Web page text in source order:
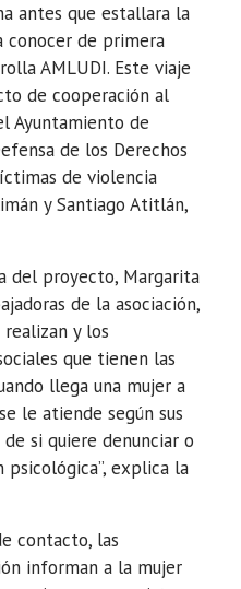
antes que estallara la
conocer de primera
AMLUDI. Este viaje
de cooperación al
Ayuntamiento de
de los Derechos
de violencia
y Santiago Atitlán,
del proyecto, Margarita
de la asociación,
y los
que tienen las
llega una mujer a
le atiende según sus
si quiere denunciar o
explica la
contacto, las
informan a la mujer